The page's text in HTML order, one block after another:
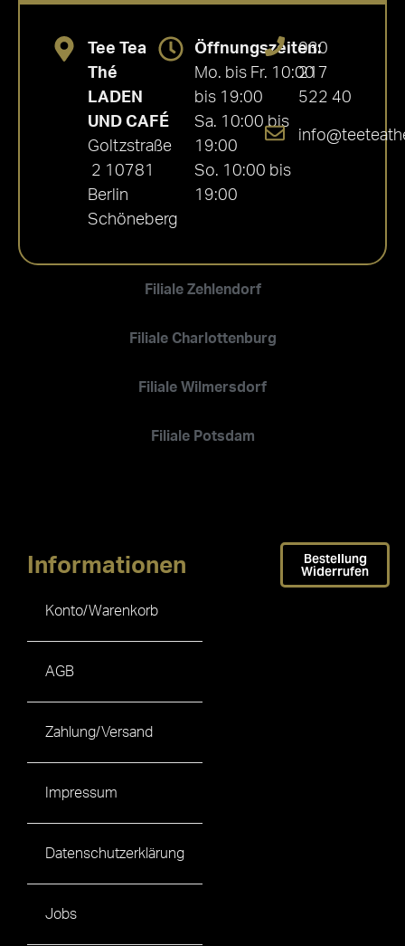
Filiale Zehlendorf
Filiale Charlottenburg
Filiale Wilmersdorf
Filiale Potsdam
Tee Tea
Thé
LADEN
UND CAFÉ
Goltzstraße
2 10781
Berlin
Schöneberg
Öffnungszeiten:
Mo. bis Fr. 10:00
bis 19:00
Sa. 10:00 bis
19:00
So. 10:00 bis
19:00
030
217
522 40
Informationen
Konto/Warenkorb
AGB
Zahlung/Versand
Impressum
Datenschutzerklärung
Jobs
Bestellung
Widerrufen